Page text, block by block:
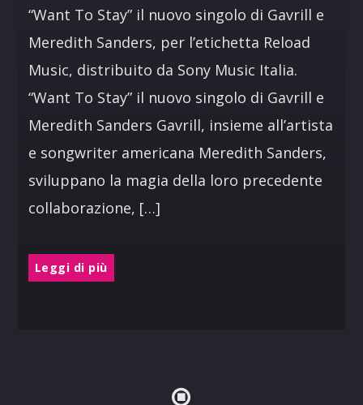
“Want To Stay” il nuovo singolo di Gavrill e
Meredith Sanders, per l’etichetta Reload
Music, distribuito da Sony Music Italia.
“Want To Stay” il nuovo singolo di Gavrill e
Meredith Sanders Gavrill, insieme all’artista
e songwriter americana Meredith Sanders,
sviluppano la magia della loro precedente
collaborazione, […]
Leggi di più